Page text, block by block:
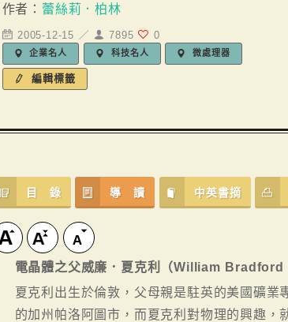
作者： 蕾絲莉．柏林
2005-12-15 ／ 7895 0
企業名人 科技名人 微處理器
編輯標籤
目 錄 導 讀 中英書摘
電晶體之父威廉．夏克利（William
夏克利出生於倫敦，父母親是駐英的美國礦
的加州帕洛阿圖市，而夏克利對物理的興趣